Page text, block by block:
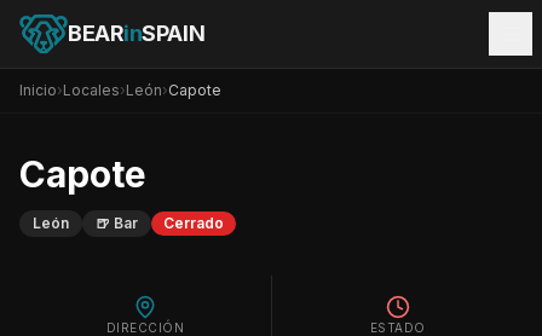
BEARinSPAIN
Inicio›Locales›León›Capote
Capote
León 🍺 Bar Cerrado
DIRECCIÓN ESTADO